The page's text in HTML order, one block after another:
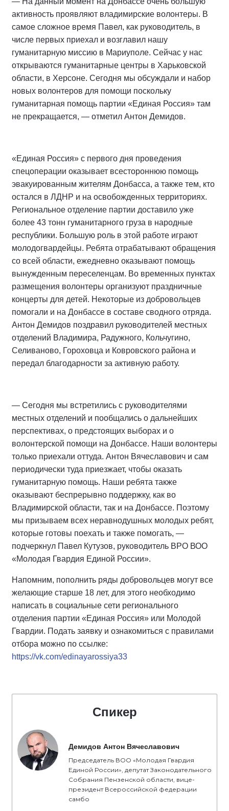
активность проявляют владимирские волонтеры. В
самое сложное время Павел, как руководитель, в
числе первых приехал и возглавил нашу
гуманитарную миссию в Мариуполе. Сейчас у нас
открываются гуманитарные центры в Харьковской
области, в Херсоне. Сегодня мы обсуждали и набор
новых волонтеров для помощи поскольку
гуманитарная помощь партии «Единая Россия» там
не прекращается, — отметил Антон Демидов.
«Единая Россия» с первого дня проведения
спецоперации оказывает всестороннюю помощь
эвакуированным жителям Донбасса, а также тем, кто
остался в ЛДНР и на освобожденных территориях.
Региональное отделение партии доставило уже
более 43 тонн гуманитарного груза в народные
республики. Большую роль в этой работе играют
молодогвардейцы. Ребята отрабатывают обращения
со всей области, ежедневно оказывают помощь
вынужденным переселенцам. Во временных пунктах
размещения волонтеры организуют праздничные
концерты для детей. Некоторые из добровольцев
помогали и на Донбассе в составе сводного отряда.
Антон Демидов поздравил руководителей местных
отделений Владимира, Радужного, Кольчугино,
Селиваново, Гороховца и Ковровского района и
передал благодарности за активную работу.
— Сегодня мы встретились с руководителями
местных отделений и пообщались о дальнейших
перспективах, о предстоящих выборах и о
волонтерской помощи на Донбассе. Наши волонтеры
только приехали оттуда. Антон Вячеславович и сам
периодически туда приезжает, чтобы оказать
гуманитарную помощь. Наши ребята также
оказывают беспрерывно поддержку, как во
Владимирской области, так и на Донбассе. Поэтому
мы призываем всех неравнодушных молодых ребят,
которые готовы поехать и также помогать, —
подчеркнул Павел Кутузов, руководитель ВРО ВОО
«Молодая Гвардия Единой России».
Напомним, пополнить ряды добровольцев могут все
желающие старше 18 лет, для этого необходимо
написать в социальные сети регионального
отделения партии «Единая Россия» или Молодой
Гвардии. Подать заявку и ознакомиться с правилами
отбора можно по ссылке:
https://vk.com/edinayarossiya33
Спикер
Демидов Антон Вячеславович
Председатель ВОО «Молодая Гвардия
Единой России», депутат Законодательного
Собрания Пензенской области, вице-
президент Всероссийской федерации
самбо